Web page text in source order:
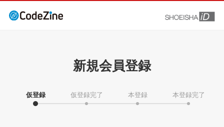
新規会員登録
仮登録 仮登録完了 本登録 本登録完了